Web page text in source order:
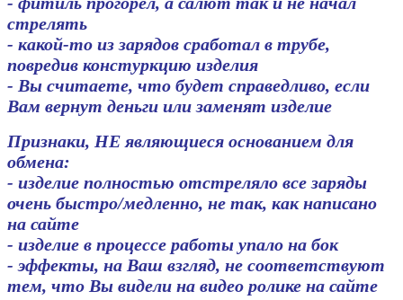
стрелять
- какой-то из зарядов сработал в трубе,
повредив констуркцию изделия
- Вы считаете, что будет справедливо, если
Вам вернут деньги или заменят изделие
Признаки, НЕ являющиеся основанием для
обмена:
- изделие полностью отстреляло все заряды
очень быстро/медленно, не так, как написано
на сайте
- изделие в процессе работы упало на бок
- эффекты, на Ваш взгляд, не соответствуют
тем, что Вы видели на видео ролике на сайте